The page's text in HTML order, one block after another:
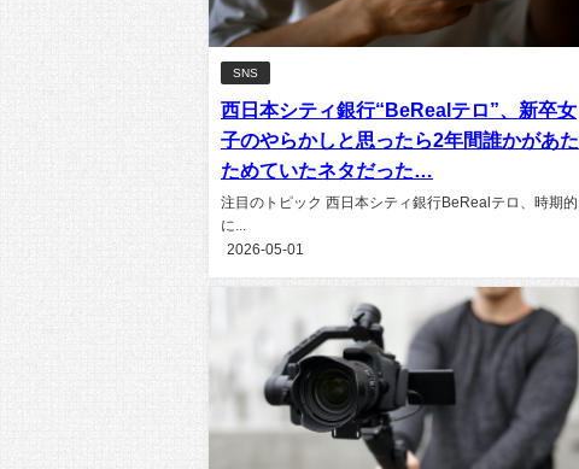
SNS
西日本シティ銀行“BeRealテロ”、新卒女
子のやらかしと思ったら2年間誰かがあた
ためていたネタだった…
注目のトピック 西日本シティ銀行BeRealテロ、時期的
に...
2026-05-01